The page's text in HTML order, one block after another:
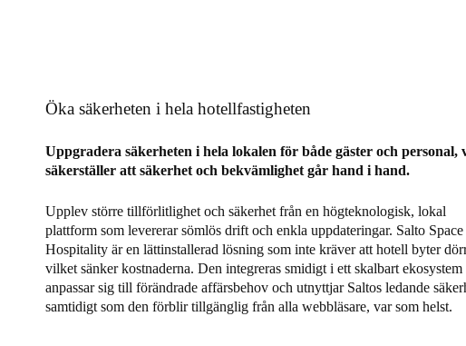
Öka säkerheten i hela hotellfastigheten
Uppgradera säkerheten i hela lokalen för både gäster och personal,
säkerställer att säkerhet och bekvämlighet går hand i hand.
Upplev större tillförlitlighet och säkerhet från en högteknologisk, lokal
plattform som levererar sömlös drift och enkla uppdateringar. Salto
Hospitality är en lättinstallerad lösning som inte kräver att hotell byter
vilket sänker kostnaderna. Den integreras smidigt i ett skalbart ekosystem
anpassar sig till förändrade affärsbehov och utnyttjar Saltos ledande
samtidigt som den förblir tillgänglig från alla webbläsare, var som helst.